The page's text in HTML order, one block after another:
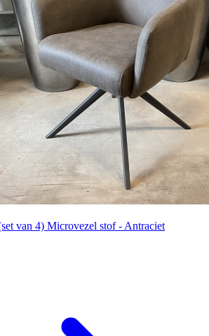
van 4) Microvezel stof - Antraciet